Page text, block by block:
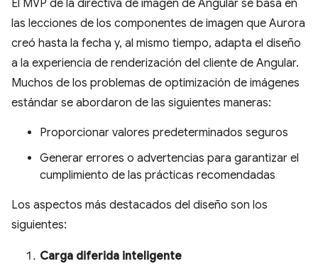
El MVP de la directiva de imagen de Angular se basa en
las lecciones de los componentes de imagen que Aurora
creó hasta la fecha y, al mismo tiempo, adapta el diseño
a la experiencia de renderización del cliente de Angular.
Muchos de los problemas de optimización de imágenes
estándar se abordaron de las siguientes maneras:
Proporcionar valores predeterminados seguros
Generar errores o advertencias para garantizar el
cumplimiento de las prácticas recomendadas
Los aspectos más destacados del diseño son los
siguientes:
Carga diferida inteligente